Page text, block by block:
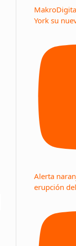
York su
Alerta
erupción